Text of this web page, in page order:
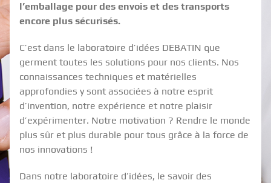
l’emballage pour des envois et des transports
encore plus sécurisés.
C’est dans le laboratoire d’idées DEBATIN que
germent toutes les solutions pour nos clients. Nos
connaissances techniques et matérielles
approfondies y sont associées à notre esprit
d’invention, notre expérience et notre plaisir
d’expérimenter. Notre motivation ? Rendre le monde
plus sûr et plus durable pour tous grâce à la force de
nos innovations !
Dans notre laboratoire d’idées, le savoir des